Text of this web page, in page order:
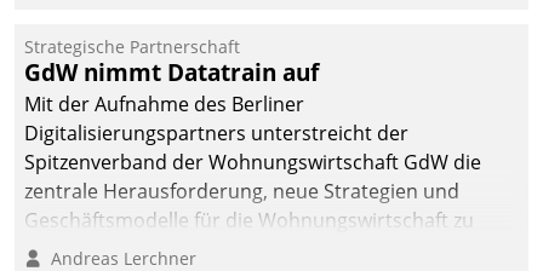
kommunale Wohnungsbauunternehmen daher
gemeinsam mit der Berliner Datatrain GmbH den
Teilprozess der Objektsanierung digitalisiert.
Strategische Partnerschaft
GdW nimmt Datatrain auf
Mit der Aufnahme des Berliner
Digitalisierungspartners unterstreicht der
Spitzenverband der Wohnungswirtschaft GdW die
zentrale Herausforderung, neue Strategien und
Geschäftsmodelle für die Wohnungswirtschaft zu
entwickeln.
Andreas Lerchner